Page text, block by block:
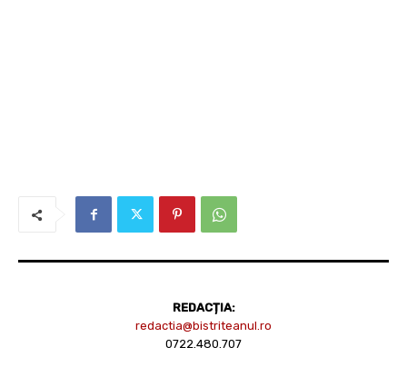
REDACȚIA:
redactia@bistriteanul.ro
0722.480.707